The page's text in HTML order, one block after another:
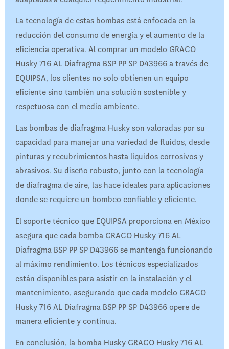
La tecnología de estas bombas está enfocada en la
reducción del consumo de energía y el aumento de la
eficiencia operativa. Al comprar un modelo GRACO
Husky 716 AL Diafragma BSP PP SP D43966 a través de
EQUIPSA, los clientes no solo obtienen un equipo
eficiente sino también una solución sostenible y
respetuosa con el medio ambiente.
Las bombas de diafragma Husky son valoradas por su
capacidad para manejar una variedad de fluidos, desde
pinturas y recubrimientos hasta líquidos corrosivos y
abrasivos. Su diseño robusto, junto con la tecnología
de diafragma de aire, las hace ideales para aplicaciones
donde se requiere un bombeo confiable y eficiente.
El soporte técnico que EQUIPSA proporciona en México
asegura que cada bomba GRACO Husky 716 AL
Diafragma BSP PP SP D43966 se mantenga funcionando
al máximo rendimiento. Los técnicos especializados
están disponibles para asistir en la instalación y el
mantenimiento, asegurando que cada modelo GRACO
Husky 716 AL Diafragma BSP PP SP D43966 opere de
manera eficiente y continua.
En conclusión, la bomba Husky GRACO Husky 716 AL